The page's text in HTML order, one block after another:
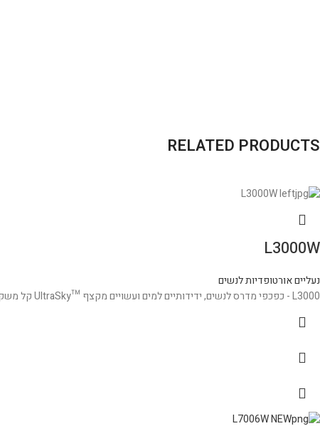
RELATED PRODUCTS
L3000W
נעליים אורטופדיות לנשים
L3000 - כפכפי מדרס לנשים, ידידותיים למים ועשויים מקצף ™UltraSky קל משקל במיוחד, על מנת לשמור על כף הרגל והאצבעות נוחות לאורך כל היום.